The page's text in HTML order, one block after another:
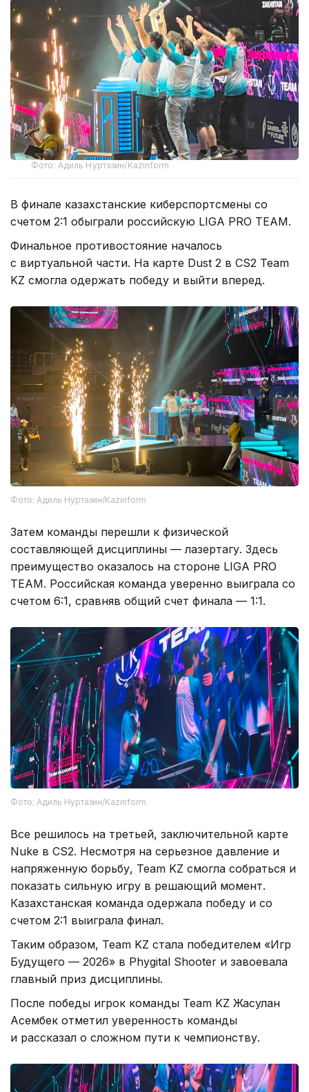
Фото: Адиль Нуртазин/Kazinform
В финале казахстанские киберспортсмены со
счетом 2:1 обыграли российскую LIGA PRO TEAM.
Финальное противостояние началось
с виртуальной части. На карте Dust 2 в CS2 Team
KZ смогла одержать победу и выйти вперед.
Фото: Адиль Нуртазин/Kazinform
Затем команды перешли к физической
составляющей дисциплины — лазертагу. Здесь
преимущество оказалось на стороне LIGA PRO
TEAM. Российская команда уверенно выиграла со
счетом 6:1, сравняв общий счет финала — 1:1.
Фото: Адиль Нуртазин/Kazinform
Все решилось на третьей, заключительной карте
Nuke в CS2. Несмотря на серьезное давление и
напряженную борьбу, Team KZ смогла собраться и
показать сильную игру в решающий момент.
Казахстанская команда одержала победу и со
счетом 2:1 выиграла финал.
Таким образом, Team KZ стала победителем «Игр
Будущего — 2026» в Phygital Shooter и завоевала
главный приз дисциплины.
После победы игрок команды Team KZ Жасулан
Асембек отметил уверенность команды
и рассказал о сложном пути к чемпионству.